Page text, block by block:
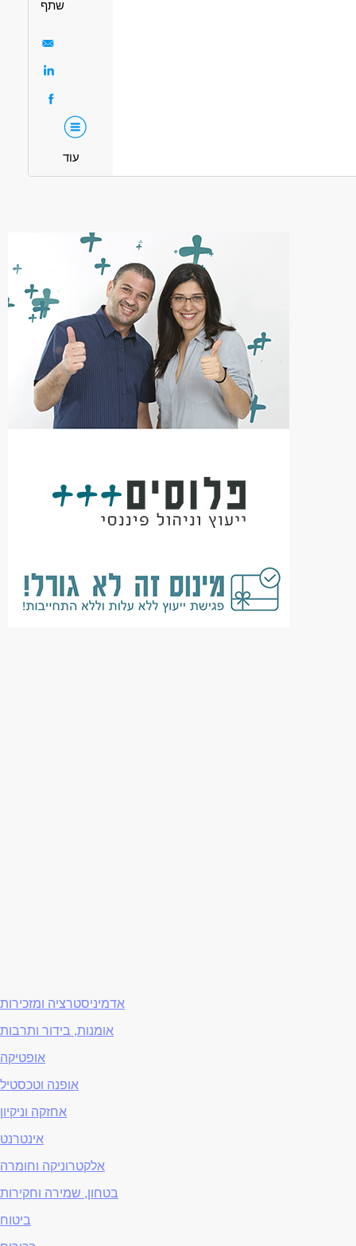
משרה חלקית
שתף
עוד
אדמיניסטרציה ומזכירות
אומנות, בידור ותרבות
אופטיקה
אופנה וטכסטיל
אחזקה וניקיון
אינטרנט
אלקטרוניקה וחומרה
בטחון, שמירה וחקירות
ביטוח